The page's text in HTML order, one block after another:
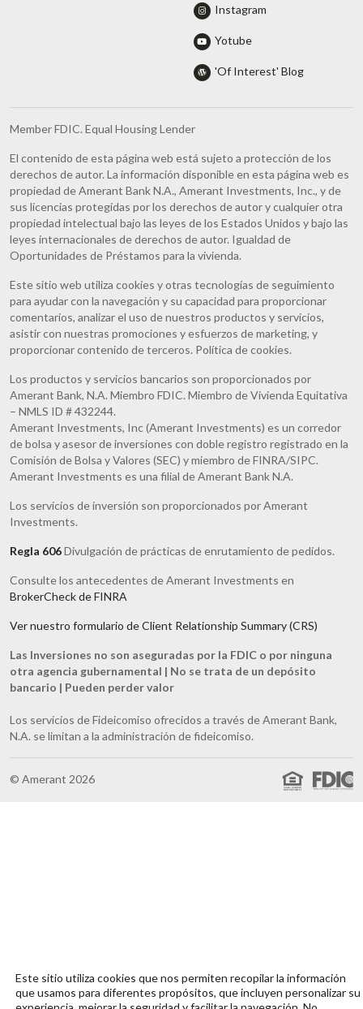
Instagram
Yotube
'Of Interest' Blog
Member FDIC. Equal Housing Lender
El contenido de esta página web está sujeto a protección de los
derechos de autor. La información disponible en esta página web es
propiedad de Amerant Bank N.A., Amerant Investments, Inc., y de
sus licencias protegidas por los derechos de autor y cualquier otra
propiedad intelectual bajo las leyes de los Estados Unidos y bajo las
leyes internacionales de derechos de autor. Igualdad de
Oportunidades de Préstamos para la vivienda.
Este sitio web utiliza cookies y otras tecnologías de seguimiento
para ayudar con la navegación y su capacidad para proporcionar
comentarios, analizar el uso de nuestros productos y servicios,
asistir con nuestras promociones y esfuerzos de marketing, y
proporcionar contenido de terceros. Política de cookies.
Los productos y servicios bancarios son proporcionados por
Amerant Bank, N.A. Miembro FDIC. Miembro de Vivienda Equitativa
– NMLS ID # 432244.
Amerant Investments, Inc (Amerant Investments) es un corredor
de bolsa y asesor de inversiones con doble registro registrado en la
Comisión de Bolsa y Valores (SEC) y miembro de FINRA/SIPC.
Amerant Investments es una filial de Amerant Bank N.A.
Los servicios de inversión son proporcionados por Amerant
Investments.
Regla 606Divulgación de prácticas de enrutamiento de pedidos.
Consulte los antecedentes de Amerant Investments en
BrokerCheck de FINRA
Ver nuestro formulario de Client Relationship Summary (CRS)
Las Inversiones no son aseguradas por la FDIC o por ninguna
otra agencia gubernamental | No se trata de un depósito
bancario | Pueden perder valor
Los servicios de Fideicomiso ofrecidos a través de Amerant Bank,
N.A. se limitan a la administración de fideicomiso.
© Amerant 2026
Este sitio utiliza cookies que nos permiten recopilar la información
que usamos para diferentes propósitos, que incluyen personalizar su